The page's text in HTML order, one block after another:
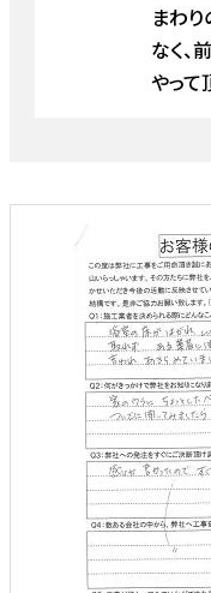
まわ
なく、
やって